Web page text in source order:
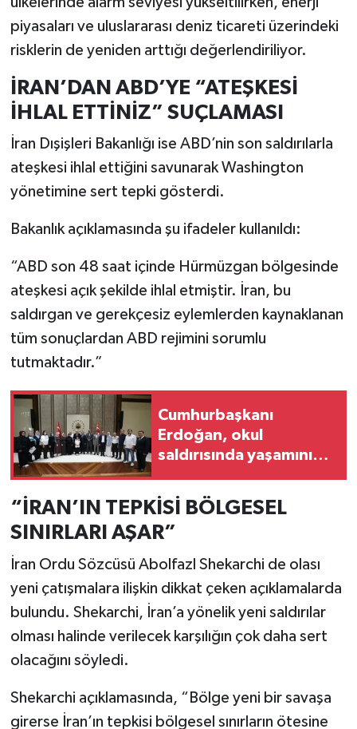
piyasaları ve uluslararası deniz ticareti üzerindeki
risklerin de yeniden arttığı değerlendiriliyor.
İRAN’DAN ABD’YE “ATEŞKESİ
İHLAL ETTİNİZ” SUÇLAMASI
İran Dışişleri Bakanlığı ise ABD’nin son saldırılarla
ateşkesi ihlal ettiğini savunarak Washington
yönetimine sert tepki gösterdi.
Bakanlık açıklamasında şu ifadeler kullanıldı:
“ABD son 48 saat içinde Hürmüzgan bölgesinde
ateşkesi açık şekilde ihlal etmiştir. İran, bu
saldırgan ve gerekçesiz eylemlerden kaynaklanan
tüm sonuçlardan ABD rejimini sorumlu
tutmaktadır.”
Cumhurbaşkanı
Erdoğan, okul
saldırısında yaşamını
ailelerini kabul etti
“İRAN’IN TEPKİSİ BÖLGESEL
SINIRLARI AŞAR”
İran Ordu Sözcüsü Abolfazl Shekarchi de olası
yeni çatışmalara ilişkin dikkat çeken açıklamalarda
bulundu. Shekarchi, İran’a yönelik yeni saldırılar
olması halinde verilecek karşılığın çok daha sert
olacağını söyledi.
Shekarchi açıklamasında, “Bölge yeni bir savaşa
girerse İran’ın tepkisi bölgesel sınırların ötesine